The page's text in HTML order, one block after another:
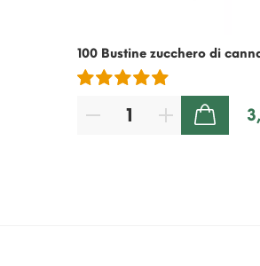
100 Bustine zucchero di